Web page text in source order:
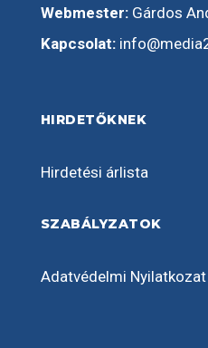
Webmester:Gárdos
Kapcsolat:
HIRDETŐKNEK
Hirdetési árlista
SZABÁLYZATOK
Adatvédelmi Nyilatkozat